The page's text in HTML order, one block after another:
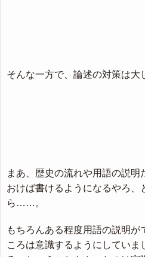
そんな一方で、論述の対策は大
まあ、歴史の流れや用語の説明
おけば書けるようになるやろ、
ら……。
もちろんある程度用語の説明が
ころは意識するようにしていま